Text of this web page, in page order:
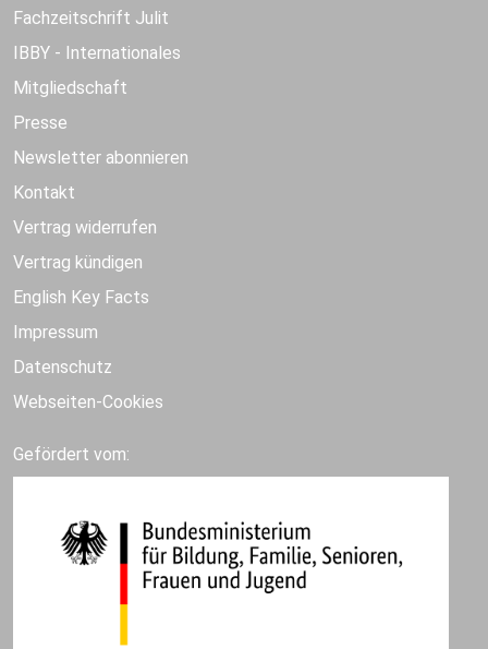
Fachzeitschrift Julit
IBBY - Internationales
Mitgliedschaft
Presse
Newsletter abonnieren
Kontakt
Vertrag widerrufen
Vertrag kündigen
English Key Facts
Impressum
Datenschutz
Webseiten-Cookies
Gefördert vom: